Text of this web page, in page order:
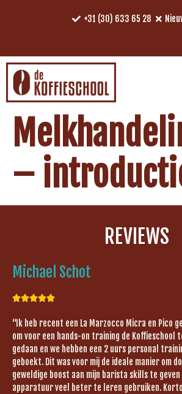
+31 (30) 633 65 28
–
REVIEWS
Michael Schot

“Ik heb recent een La Marzocco Micra en Pico
om voor een hands-on training de Koffieschool
gedaan en we hebben een 2 uurs personal
geboekt. Dit was voor mij de ideale manier om
geweldige boost aan mijn barista skills te geven
apparatuur veel beter te leren gebruiken.